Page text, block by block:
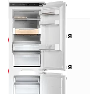
159 900руб.
Бесплатная
доставка
Бесплатная
установка